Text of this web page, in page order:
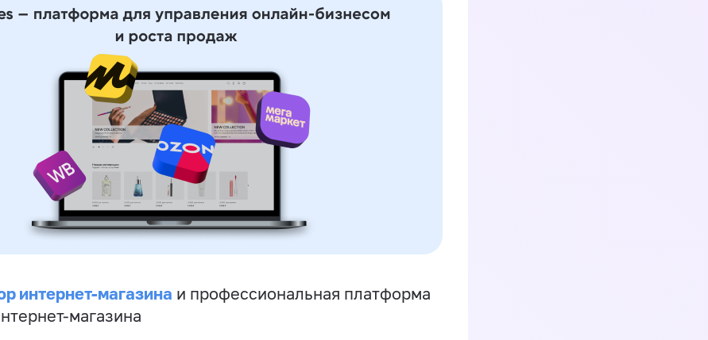
интернет-магазина и профессиональная платформа
магазина